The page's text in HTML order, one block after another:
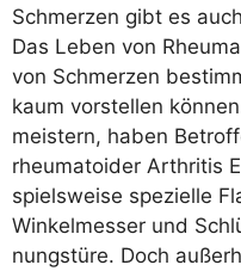
Schmer­zen gibt es
Das Leben von
von Schmer­zen
kaum vor­stel­len
meis­tern, haben
rheu­ma­to­ider Arthri­tis
spiels­wei­se spe­zi­el­le
Win­kel­mes­ser und
nungs­tü­re. Doch